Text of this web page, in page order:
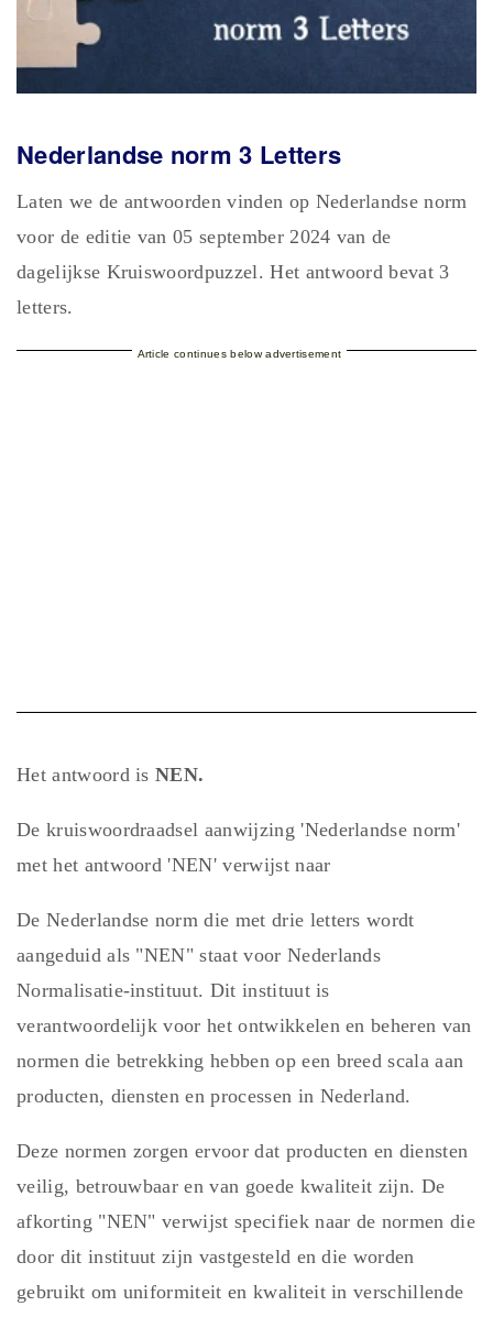
Nederlandse norm 3 Letters
Laten we de antwoorden vinden op Nederlandse norm
voor de editie van 05 september 2024 van de
dagelijkse Kruiswoordpuzzel. Het antwoord bevat 3
letters.
Article continues below advertisement
Het antwoord isNEN.
De kruiswoordraadsel aanwijzing 'Nederlandse norm'
met het antwoord 'NEN' verwijst naar
De Nederlandse norm die met drie letters wordt
aangeduid als "NEN" staat voor Nederlands
Normalisatie-instituut. Dit instituut is
verantwoordelijk voor het ontwikkelen en beheren van
normen die betrekking hebben op een breed scala aan
producten, diensten en processen in Nederland.
Deze normen zorgen ervoor dat producten en diensten
veilig, betrouwbaar en van goede kwaliteit zijn. De
afkorting "NEN" verwijst specifiek naar de normen die
door dit instituut zijn vastgesteld en die worden
gebruikt om uniformiteit en kwaliteit in verschillende